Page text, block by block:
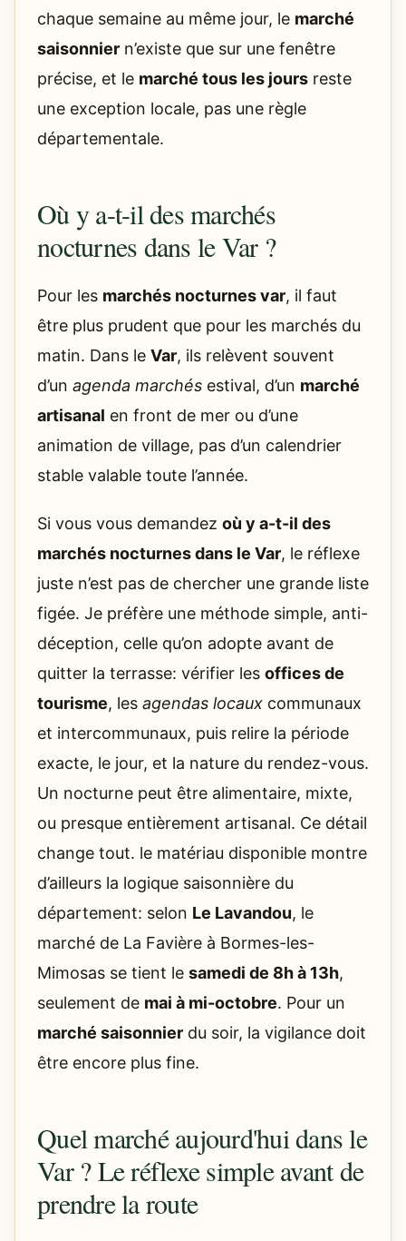
chaque semaine au même jour, le marché
saisonnier n’existe que sur une fenêtre
précise, et le marché tous les jours reste
une exception locale, pas une règle
départementale.
Où y a-t-il des marchés
nocturnes dans le Var ?
Pour les marchés nocturnes var, il faut
être plus prudent que pour les marchés du
matin. Dans le Var, ils relèvent souvent
d’un agenda marchés estival, d’un marché
artisanal en front de mer ou d’une
animation de village, pas d’un calendrier
stable valable toute l’année.
Si vous vous demandez où y a-t-il des
marchés nocturnes dans le Var, le réflexe
juste n’est pas de chercher une grande liste
figée. Je préfère une méthode simple, anti-
déception, celle qu’on adopte avant de
quitter la terrasse: vérifier les offices de
tourisme, les agendas locaux communaux
et intercommunaux, puis relire la période
exacte, le jour, et la nature du rendez-vous.
Un nocturne peut être alimentaire, mixte,
ou presque entièrement artisanal. Ce détail
change tout. le matériau disponible montre
d’ailleurs la logique saisonnière du
département: selon Le Lavandou, le
marché de La Favière à Bormes-les-
Mimosas se tient le samedi de 8h à 13h,
seulement de mai à mi-octobre. Pour un
marché saisonnier du soir, la vigilance doit
être encore plus fine.
Quel marché aujourd'hui dans le
Var ? Le réflexe simple avant de
prendre la route